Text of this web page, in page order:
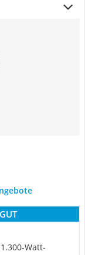
Watt-